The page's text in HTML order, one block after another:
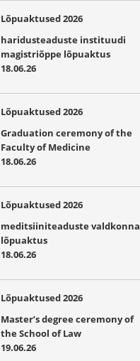
Lõpuaktused 2026
haridusteaduste instituudi
magistriõppe lõpuaktus
18.06.26
Lõpuaktused 2026
Graduation ceremony of the
Faculty of Medicine
18.06.26
Lõpuaktused 2026
meditsiiniteaduste valdkonna
lõpuaktus
18.06.26
Lõpuaktused 2026
Master’s degree ceremony of
the School of Law
19.06.26